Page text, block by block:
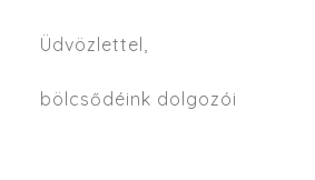
Üdvözlettel,
bölcsődéink dolgozói